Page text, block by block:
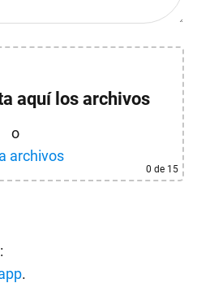
aquí los archivos
o
archivos
0 de 15
.